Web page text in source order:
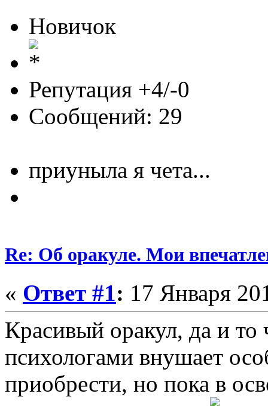
Новичок
Репутация +4/-0
Сообщений: 29
приуныла я чета...
Re: Об оракуле. Мои
« Ответ #1 : 17 Января
Красивый оракул, да и то
психологами внушает
приобрести, но пока в